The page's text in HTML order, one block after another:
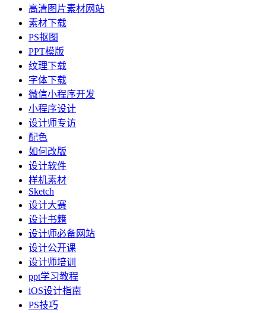
高清图片素材网站
素材下载
PS抠图
PPT模版
纹理下载
字体下载
微信小程序开发
小程序设计
设计师专访
配色
如何改版
设计软件
样机素材
Sketch
设计大赛
设计书籍
设计师必备网站
设计公开课
设计师培训
ppt学习教程
iOS设计指南
PS技巧